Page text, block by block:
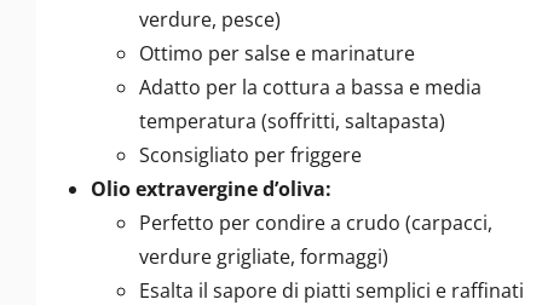
verdure, pesce)
Ottimo per salse e marinature
Adatto per la cottura a bassa e media
temperatura (soffritti, saltapasta)
Sconsigliato per friggere
Olio extravergine d’oliva:
Perfetto per condire a crudo (carpacci,
verdure grigliate, formaggi)
Esalta il sapore di piatti semplici e raffinati